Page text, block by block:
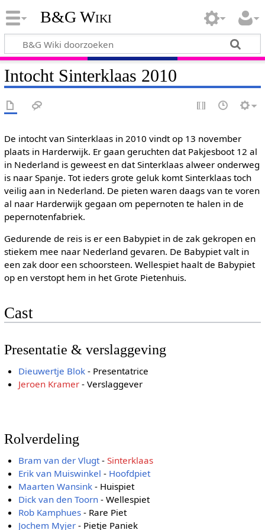
B&G Wiki
Intocht Sinterklaas 2010
De intocht van Sinterklaas in 2010 vindt op 13 november
plaats in Harderwijk. Er gaan geruchten dat Pakjesboot 12 al
in Nederland is geweest en dat Sinterklaas alweer onderweg
is naar Spanje. Tot ieders grote geluk komt Sinterklaas toch
veilig aan in Nederland. De pieten waren daags van te voren
al naar Harderwijk gegaan om pepernoten te halen in de
pepernotenfabriek.
Gedurende de reis is er een Babypiet in de zak gekropen en
stiekem mee naar Nederland gevaren. De Babypiet valt in
een zak door een schoorsteen. Wellespiet haalt de Babypiet
op en verstopt hem in het Grote Pietenhuis.
Cast
Presentatie & verslaggeving
Dieuwertje Blok - Presentatrice
Jeroen Kramer - Verslaggever
Rolverdeling
Bram van der Vlugt -Sinterklaas
Erik van Muiswinkel - Hoofdpiet
Maarten Wansink - Huispiet
Dick van den Toorn - Wellespiet
Rob Kamphues - Rare Piet
Jochem Myjer - Pietje Paniek